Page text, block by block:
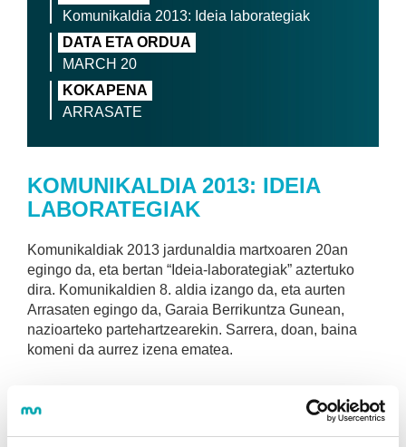
Komunikaldia 2013: Ideia laborategiak
DATA ETA ORDUA
MARCH 20
KOKAPENA
ARRASATE
KOMUNIKALDIA 2013: IDEIA
LABORATEGIAK
Komunikaldiak 2013 jardunaldia martxoaren 20an
egingo da, eta bertan “Ideia-laborategiak” aztertuko
dira. Komunikaldien 8. aldia izango da, eta aurten
Arrasaten egingo da, Garaia Berrikuntza Gunean,
nazioarteko partehartzearekin. Sarrera, doan, baina
komeni da aurrez izena ematea.